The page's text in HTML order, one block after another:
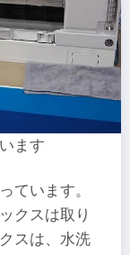
ます
ています。
クスは取り
スは、水洗